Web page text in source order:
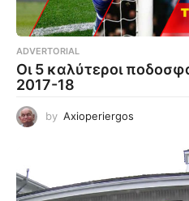
ADVERTORIAL
Οι 5 καλύτεροι
2017-18
by Axioperiergos